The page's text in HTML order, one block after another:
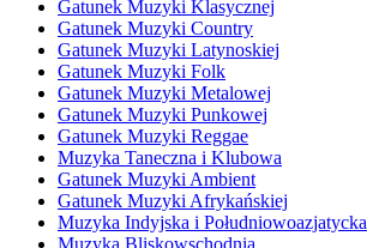
Gatunek Muzyki Klasycznej
Gatunek Muzyki Country
Gatunek Muzyki Latynoskiej
Gatunek Muzyki Folk
Gatunek Muzyki Metalowej
Gatunek Muzyki Punkowej
Gatunek Muzyki Reggae
Muzyka Taneczna i Klubowa
Gatunek Muzyki Ambient
Gatunek Muzyki Afrykańskiej
Muzyka Indyjska i Południowoazjatycka
Muzyka Bliskowschodnia